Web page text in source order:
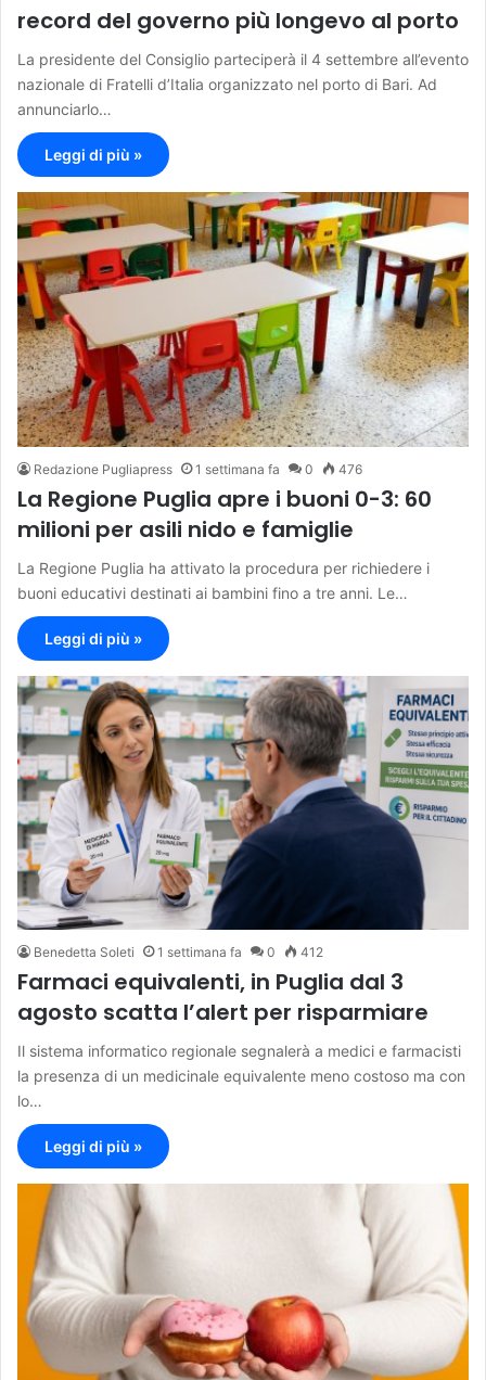
record del governo più longevo al porto
La presidente del Consiglio parteciperà il 4 settembre all’evento
nazionale di Fratelli d’Italia organizzato nel porto di Bari. Ad
annunciarlo…
Leggi di più »
Redazione Pugliapress 1 settimana fa 0 476
La Regione Puglia apre i buoni 0-3: 60
milioni per asili nido e famiglie
La Regione Puglia ha attivato la procedura per richiedere i
buoni educativi destinati ai bambini fino a tre anni. Le…
Leggi di più »
Benedetta Soleti 1 settimana fa 0 412
Farmaci equivalenti, in Puglia dal 3
agosto scatta l’alert per risparmiare
Il sistema informatico regionale segnalerà a medici e farmacisti
la presenza di un medicinale equivalente meno costoso ma con
lo…
Leggi di più »